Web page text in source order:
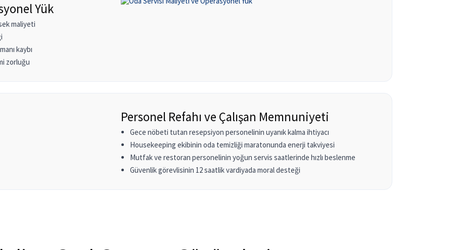
Yük
maliyeti
kaybı
zorluğu
Personel Refahı ve Çalışan Memnuniyeti
Gece nöbeti tutan resepsiyon personelinin uyanık kalma ihtiyacı
Housekeeping ekibinin oda temizliği maratonunda enerji takviyesi
Mutfak ve restoran personelinin yoğun servis saatlerinde hızlı beslenme
Güvenlik görevlisinin 12 saatlik vardiyada moral desteği